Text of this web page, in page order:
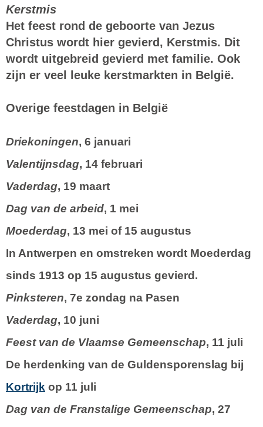
Kerstmis
Het feest rond de geboorte van Jezus
Christus wordt hier gevierd, Kerstmis. Dit
wordt uitgebreid gevierd met familie. Ook
zijn er veel leuke kerstmarkten in België.
Overige feestdagen in België
Driekoningen, 6 januari
Valentijnsdag, 14 februari
Vaderdag, 19 maart
Dag van de arbeid, 1 mei
Moederdag, 13 mei of 15 augustus
In Antwerpen en omstreken wordt Moederdag
sinds 1913 op 15 augustus gevierd.
Pinksteren, 7e zondag na Pasen
Vaderdag, 10 juni
Feest van de Vlaamse Gemeenschap, 11 juli
De herdenking van de Guldensporenslag bij
Kortrijk op 11 juli
Dag van de Franstalige Gemeenschap, 27